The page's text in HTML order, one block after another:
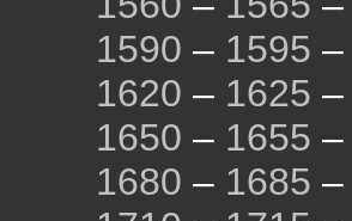
1590 – 1595 –
1620 – 1625 –
1650 – 1655 –
1680 – 1685 –